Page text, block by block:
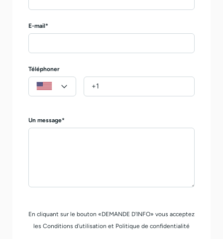
E-mail*
Téléphoner
Un message*
En cliquant sur le bouton «DEMANDE D'INFO» vous acceptez
les Conditions d'utilisation et Politique de confidentialité